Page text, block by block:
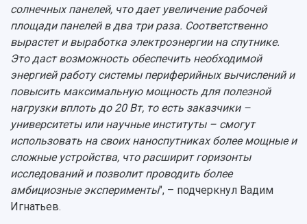
солнечных панелей, что дает увеличение рабочей
площади панелей в два три раза. Соответственно
вырастет и выработка электроэнергии на спутнике.
Это даст возможность обеспечить необходимой
энергией работу системы периферийных вычислений и
повысить максимальную мощность для полезной
нагрузки вплоть до 20 Вт, то есть заказчики –
университеты или научные институты – смогут
использовать на своих наноспутниках более мощные и
сложные устройства, что расширит горизонты
исследований и позволит проводить более
амбициозные эксперименты", – подчеркнул Вадим
Игнатьев.